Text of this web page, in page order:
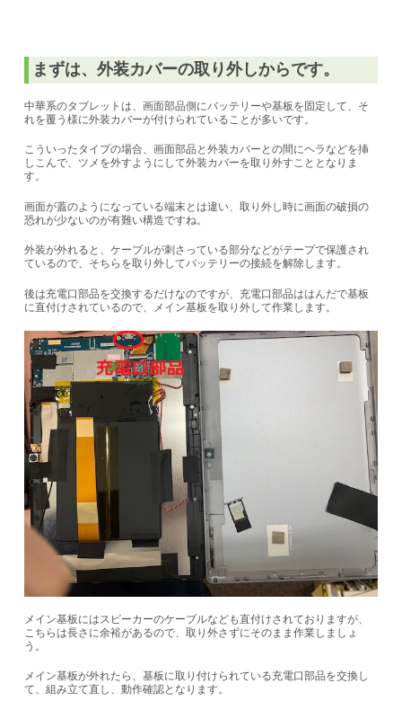
まずは、外装カバーの取り外しからです。
中華系のタブレットは、画面部品側にバッテリーや基板を固定して、そ
れを覆う様に外装カバーが付けられていることが多いです。
こういったタイプの場合、画面部品と外装カバーとの間にヘラなどを挿
しこんで、ツメを外すようにして外装カバーを取り外すこととなりま
す。
画面が蓋のようになっている端末とは違い、取り外し時に画面の破損の
恐れが少ないのが有難い構造ですね。
外装が外れると、ケーブルが刺さっている部分などがテープで保護され
ているので、そちらを取り外してバッテリーの接続を解除します。
後は充電口部品を交換するだけなのですが、充電口部品ははんだで基板
に直付けされているので、メイン基板を取り外して作業します。
メイン基板にはスピーカーのケーブルなども直付けされておりますが、
こちらは長さに余裕があるので、取り外さずにそのまま作業しましょ
う。
メイン基板が外れたら、基板に取り付けられている充電口部品を交換し
て、組み立て直し、動作確認となります。